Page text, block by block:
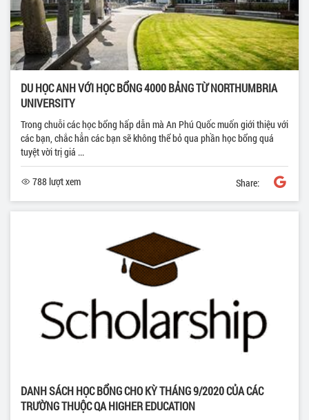
DU HỌC ANH VỚI HỌC BỔNG 4000 BẢNG TỪ NORTHUMBRIA
UNIVERSITY
Trong chuỗi các học bổng hấp dẫn mà An Phú Quốc muốn giới thiệu với
các bạn, chắc hẳn các bạn sẽ không thể bỏ qua phần học bổng quá
tuyệt vời trị giá ...
788 lượt xem Share:
DANH SÁCH HỌC BỔNG CHO KỲ THÁNG 9/2020 CỦA CÁC
TRƯỜNG THUỘC QA HIGHER EDUCATION